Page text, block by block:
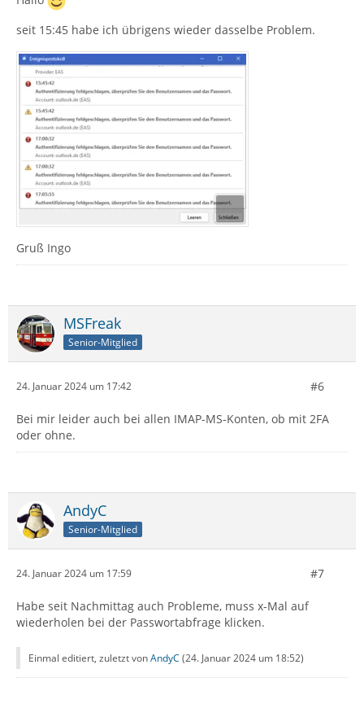
seit 15:45 habe ich übrigens wieder dasselbe Problem.
Gruß Ingo
MSFreak
Senior-Mitglied
24. Januar 2024 um 17:42 #6
Bei mir leider auch bei allen IMAP-MS-Konten, ob mit 2FA
oder ohne.
AndyC
Senior-Mitglied
24. Januar 2024 um 17:59 #7
Habe seit Nachmittag auch Probleme, muss x-Mal auf
wiederholen bei der Passwortabfrage klicken.
Einmal editiert, zuletzt vonAndyC (24. Januar 2024 um 18:52)